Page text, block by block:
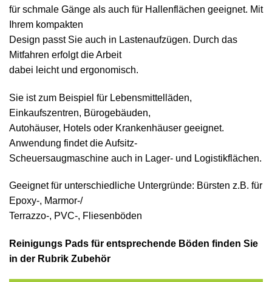
für schmale Gänge als auch für Hallenflächen geeignet. Mit
Ihrem kompakten
Design passt Sie auch in Lastenaufzügen. Durch das
Mitfahren erfolgt die Arbeit
dabei leicht und ergonomisch.
Sie ist zum Beispiel für Lebensmittelläden,
Einkaufszentren, Bürogebäuden,
Autohäuser, Hotels oder Krankenhäuser geeignet.
Anwendung findet die Aufsitz-
Scheuersaugmaschine auch in Lager- und Logistikflächen.
Geeignet für unterschiedliche Untergründe: Bürsten z.B. für
Epoxy-, Marmor-/
Terrazzo-, PVC-, Fliesenböden
Reinigungs Pads für entsprechende Böden finden Sie
in der Rubrik Zubehör